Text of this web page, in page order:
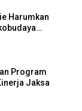
Harumkan
Program
Jaksa